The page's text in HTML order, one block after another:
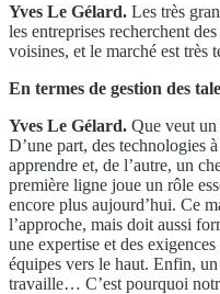
Yves Le Gélard. Les très
les entreprises recherchent
voisines, et le marché est très
En termes de gestion des
Yves Le Gélard. Que veut un
D’une part, des technologies
apprendre et, de l’autre, un
première ligne joue un rôle
encore plus aujourd’hui. Ce
l’approche, mais doit aussi
une expertise et des
équipes vers le haut. Enfin,
travaille… C’est pourquoi